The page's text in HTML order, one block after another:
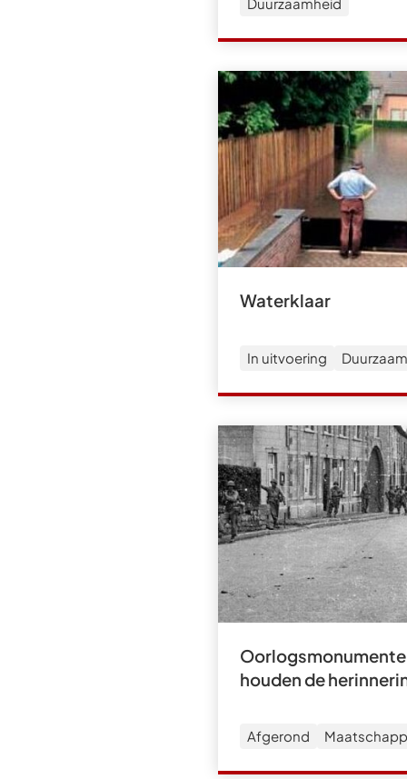
Waterklaar
In uitvoering
houden de
Afgerond